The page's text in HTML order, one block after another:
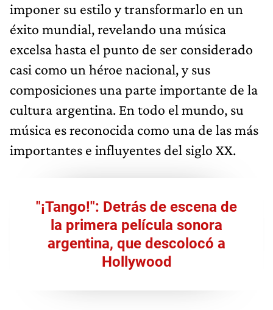
imponer su estilo y transformarlo en un
éxito mundial, revelando una música
excelsa hasta el punto de ser considerado
casi como un héroe nacional, y sus
composiciones una parte importante de la
cultura argentina. En todo el mundo, su
música es reconocida como una de las más
importantes e influyentes del siglo XX.
"¡Tango!": Detrás de escena de
la primera película sonora
argentina, que descolocó a
Hollywood